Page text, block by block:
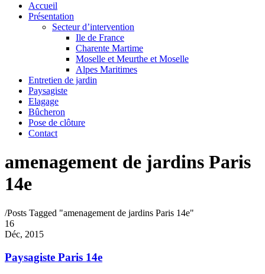
Accueil
Présentation
Secteur d’intervention
Ile de France
Charente Martime
Moselle et Meurthe et Moselle
Alpes Maritimes
Entretien de jardin
Paysagiste
Elagage
Bûcheron
Pose de clôture
Contact
amenagement de jardins Paris
14e
/Posts Tagged "amenagement de jardins Paris 14e"
16
Déc, 2015
Paysagiste Paris 14e